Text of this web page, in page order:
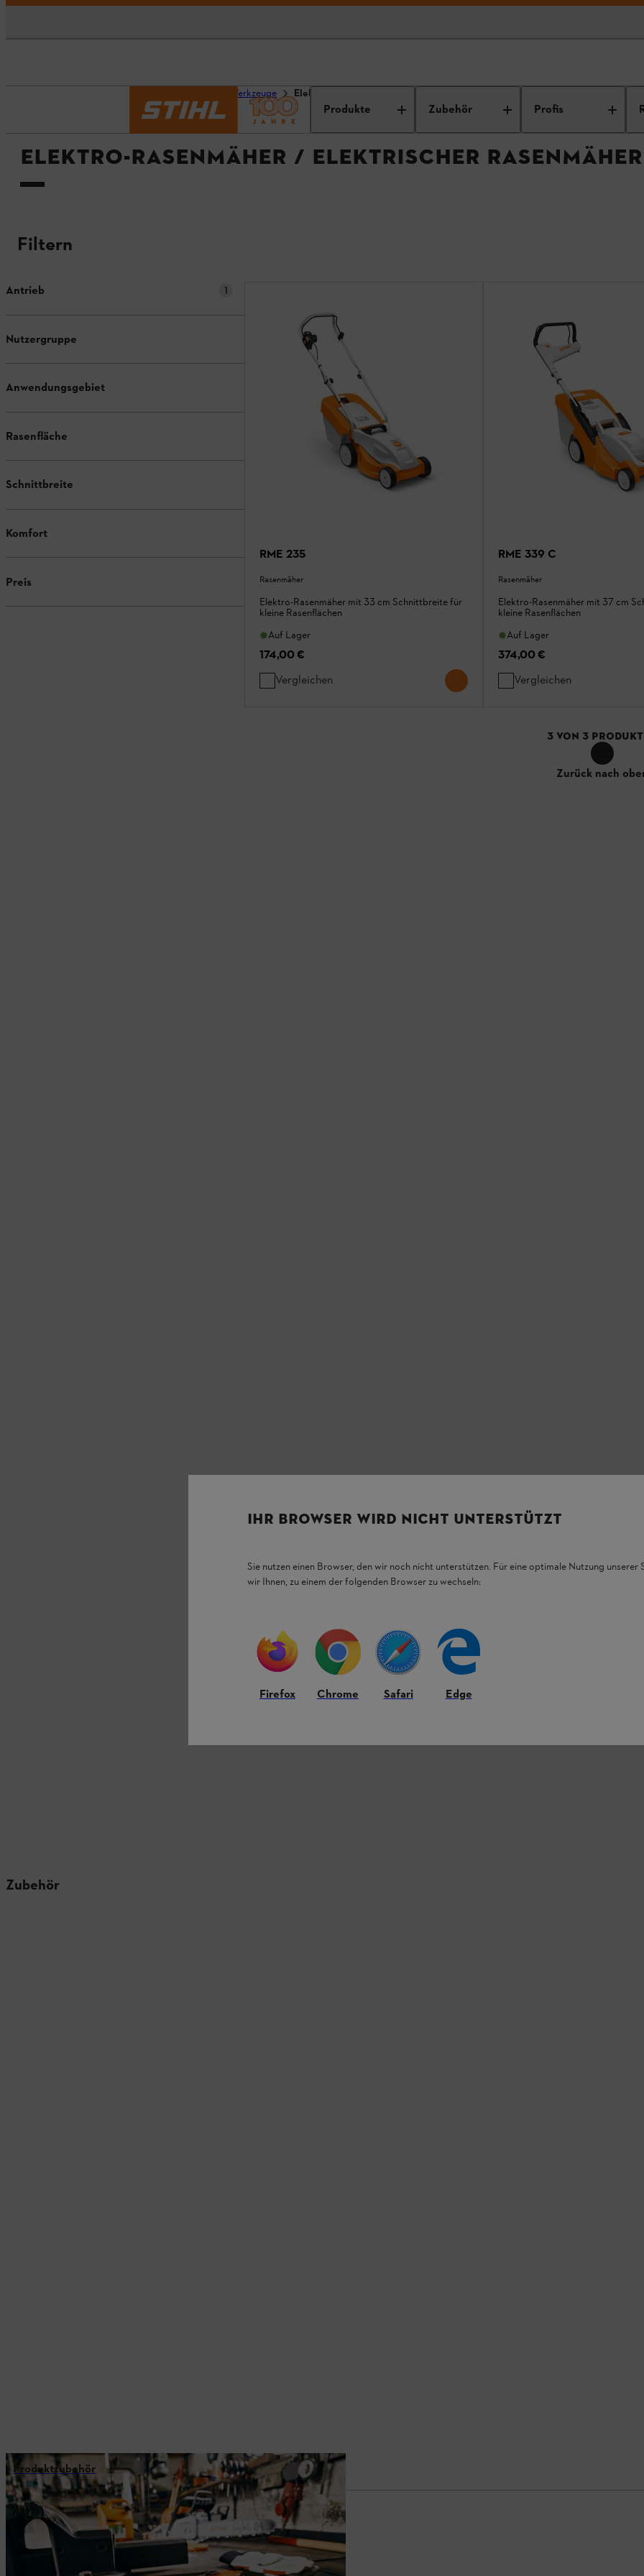
Produkte Zubehör Profis
Geräte & Werkzeuge Elektro-Rasenmäher / Elektrischer Rasenmäher
ELEKTRO-RASENMÄHER / ELEKTRISCHER RASENMÄHER
Filtern
Antrieb 1
Nutzergruppe
Anwendungsgebiet
Rasenfläche
Schnittbreite
Komfort
Preis
RME 235
Rasenmäher
Elektro-Rasenmäher mit 33 cm Schnittbreite für
kleine Rasenflächen
Auf Lager
174,00 €
Vergleichen
RME 339 C
Rasenmäher
Elektro-Rasenmäher mit 37 cm
kleine Rasenflächen
Auf Lager
374,00 €
Vergleichen
3 VON 3
Zurück nach
Zubehör
Produktzubehör
IHR BROWSER WIRD NICHT UNTERSTÜTZT
Sie nutzen einen Browser, den wir noch nicht unterstützen. Für eine optimale Nutzung unserer
wir Ihnen, zu einem der folgenden Browser zu wechseln:
Firefox Chrome Safari Edge